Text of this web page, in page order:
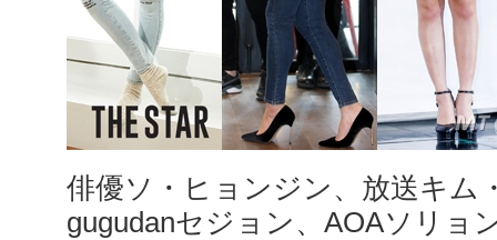
俳優ソ・ヒョンジン、放送キム
gugudanセジョン、AOAソリョ